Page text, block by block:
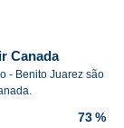
Canada
- Benito Juarez são
73 %